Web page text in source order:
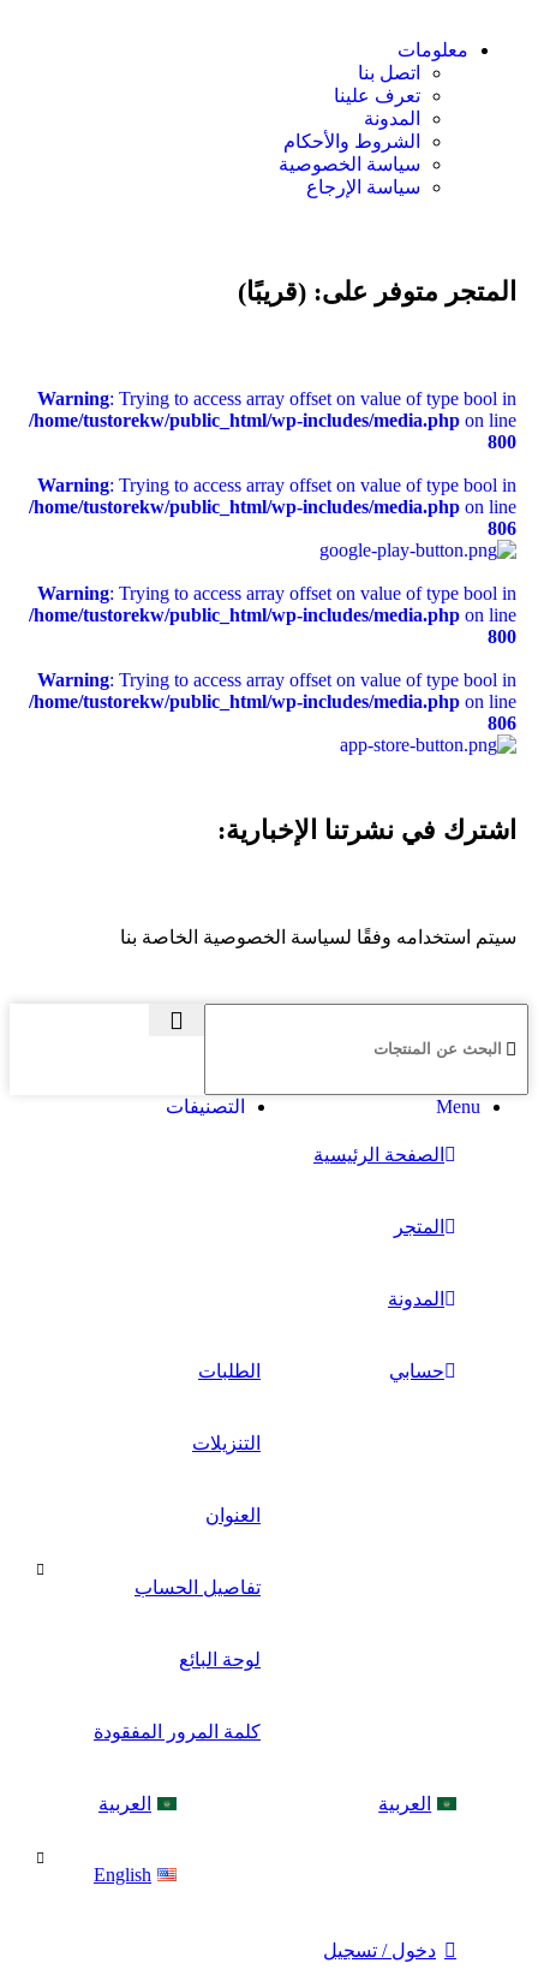
معلومات
اتصل بنا
تعرف علينا
المدونة
الشروط والأحكام
سياسة الخصوصية
سياسة الإرجاع
المتجر متوفر على: (قريبًا)
Warning: Trying to access array offset on value of type bool in
/home/tustorekw/public_html/wp-includes/media.php on line
800
Warning: Trying to access array offset on value of type bool in
/home/tustorekw/public_html/wp-includes/media.php on line
806
Warning: Trying to access array offset on value of type bool in
/home/tustorekw/public_html/wp-includes/media.php on line
800
Warning: Trying to access array offset on value of type bool in
/home/tustorekw/public_html/wp-includes/media.php on line
806
اشترك في نشرتنا الإخبارية:
سيتم استخدامه وفقًا لسياسة الخصوصية الخاصة بنا
Menu التصنيفات
الصفحة الرئيسية
المتجر
المدونة
حسابي الطلبات
التنزيلات
العنوان
تفاصيل الحساب
لوحة البائع
كلمة المرور المفقودة
العربية العربية
English
دخول / تسجيل